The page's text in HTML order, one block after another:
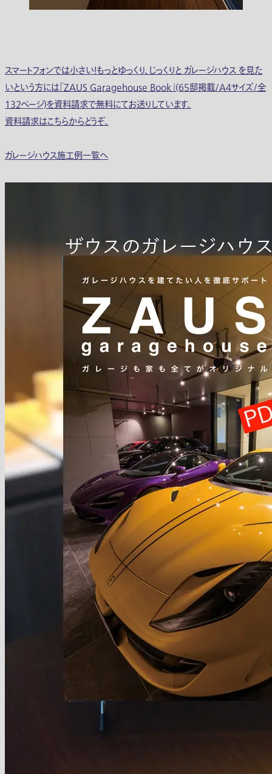
スマートフォンでは小さい！もっとゆっくり、じっくりと ガレージハウス を見た
いという方には「ZAUS Garagehouse Book」(65邸掲載/A4サイズ/全
132ページ)を資料請求で無料にてお送りしています。
資料請求はこちらからどうぞ。
ガレージハウス施工例一覧へ